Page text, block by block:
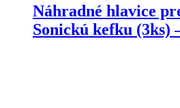
Náhradné hlavice
Sonickú kefku (3ks)